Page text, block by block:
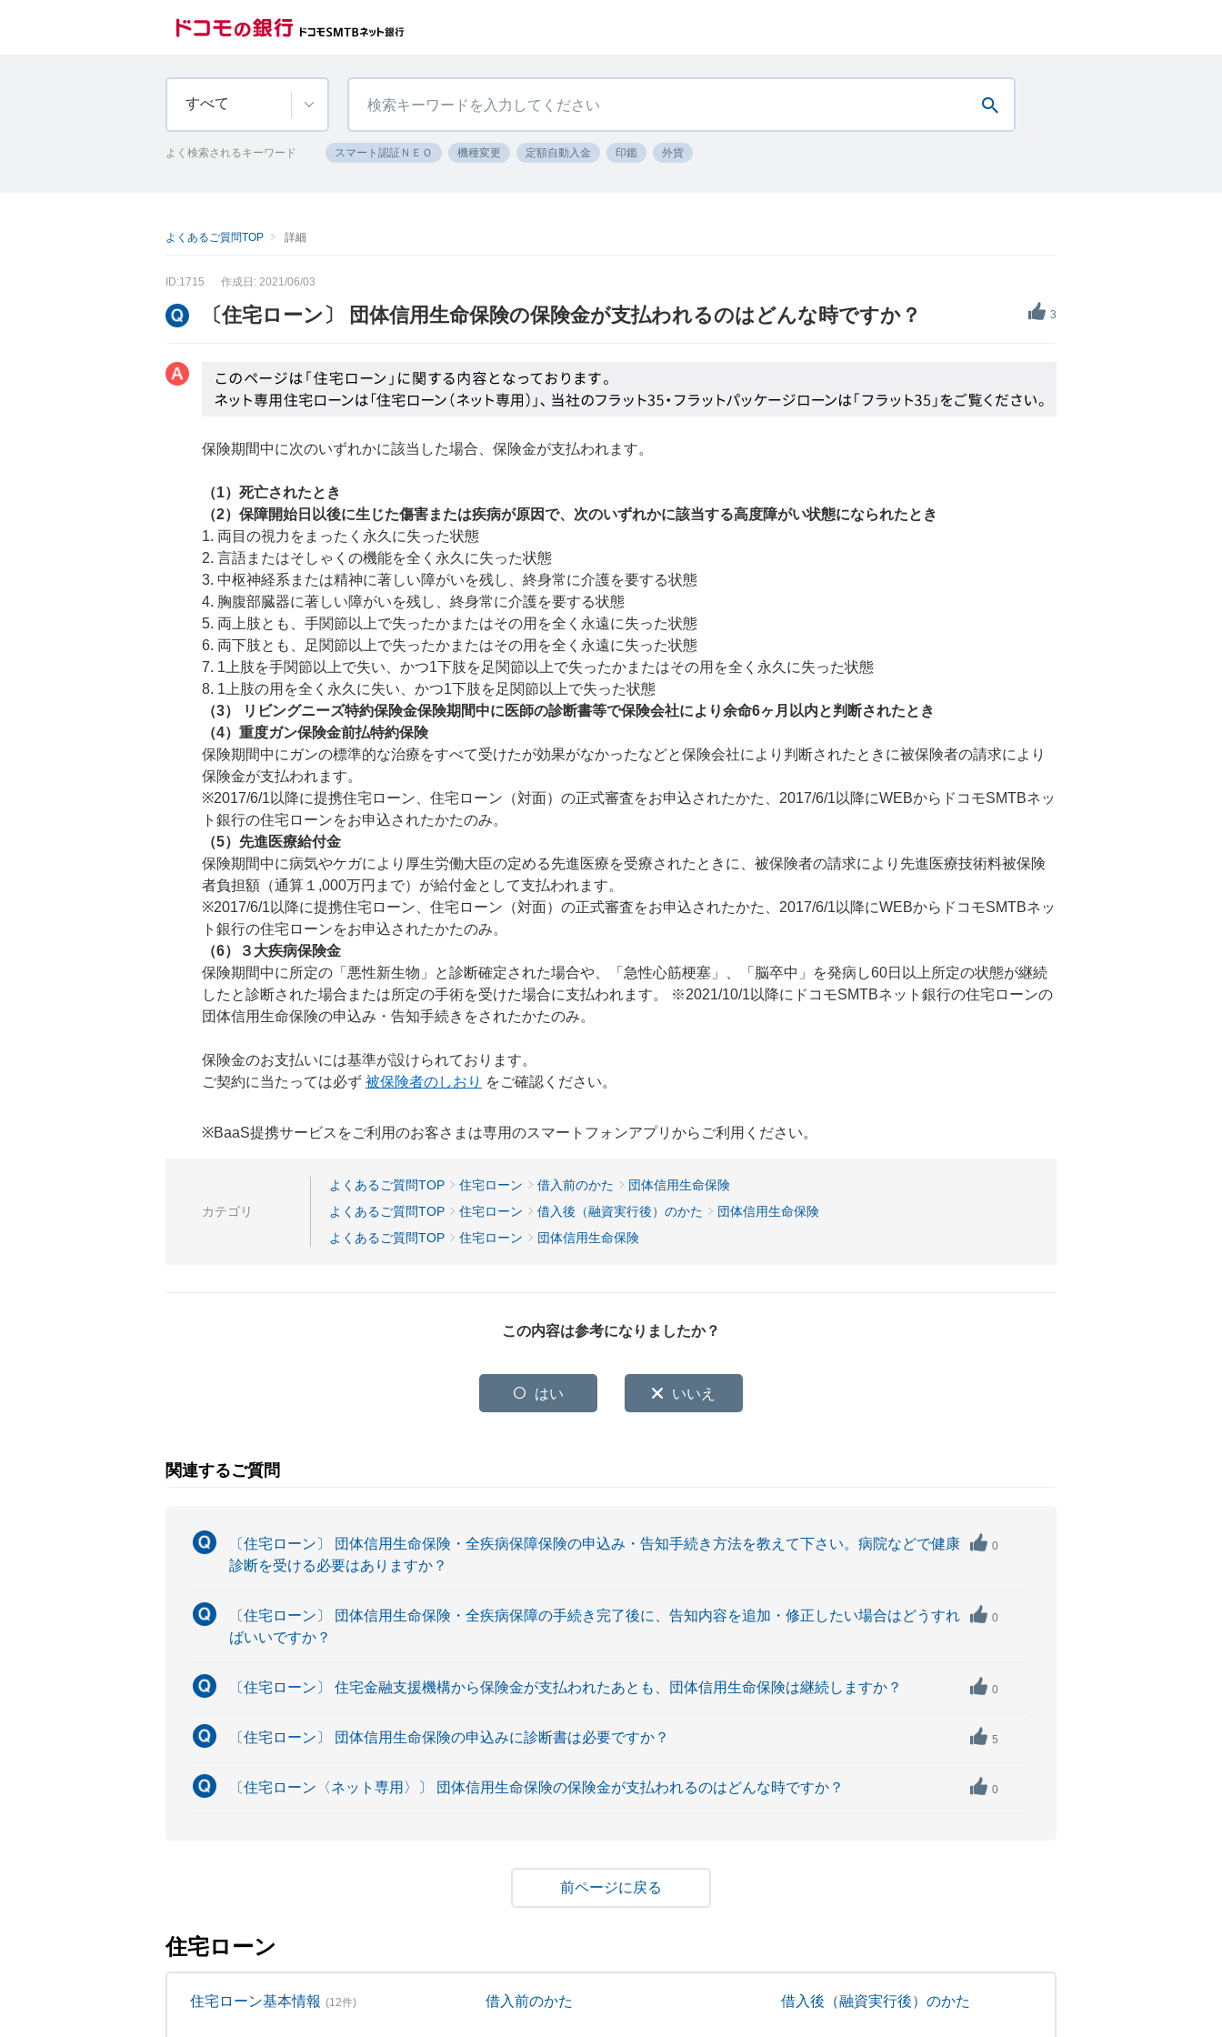
すべて
よく検索されるキーワード スマート認証ＮＥＯ 機種変更 定額自動入金 印鑑 外貨
よくあるご質問TOP 詳細
ID:1715 作成日: 2021/06/03
3
〔住宅ローン〕 団体信用生命保険の保険金が支払われるのはどんな時ですか？
保険期間中に次のいずれかに該当した場合、保険金が支払われます。
（1）死亡されたとき
（2）保障開始日以後に生じた傷害または疾病が原因で、次のいずれかに該当する高度障がい状態になられたとき
1. 両目の視力をまったく永久に失った状態
2. 言語またはそしゃくの機能を全く永久に失った状態
3. 中枢神経系または精神に著しい障がいを残し、終身常に介護を要する状態
4. 胸腹部臓器に著しい障がいを残し、終身常に介護を要する状態
5. 両上肢とも、手関節以上で失ったかまたはその用を全く永遠に失った状態
6. 両下肢とも、足関節以上で失ったかまたはその用を全く永遠に失った状態
7. 1上肢を手関節以上で失い、かつ1下肢を足関節以上で失ったかまたはその用を全く永久に失った状態
8. 1上肢の用を全く永久に失い、かつ1下肢を足関節以上で失った状態
（3） リビングニーズ特約保険金保険期間中に医師の診断書等で保険会社により余命6ヶ月以内と判断されたとき
（4）重度ガン保険金前払特約保険
保険期間中にガンの標準的な治療をすべて受けたが効果がなかったなどと保険会社により判断されたときに被保険者の請求により
保険金が支払われます。
※2017/6/1以降に提携住宅ローン、住宅ローン（対面）の正式審査をお申込されたかた、2017/6/1以降にWEBからドコモSMTBネッ
ト銀行の住宅ローンをお申込されたかたのみ。
（5）先進医療給付金
保険期間中に病気やケガにより厚生労働大臣の定める先進医療を受療されたときに、被保険者の請求により先進医療技術料被保険
者負担額（通算１,000万円まで）が給付金として支払われます。
※2017/6/1以降に提携住宅ローン、住宅ローン（対面）の正式審査をお申込されたかた、2017/6/1以降にWEBからドコモSMTBネッ
ト銀行の住宅ローンをお申込されたかたのみ。
（6）３大疾病保険金
保険期間中に所定の「悪性新生物」と診断確定された場合や、「急性心筋梗塞」、「脳卒中」を発病し60日以上所定の状態が継続
したと診断された場合または所定の手術を受けた場合に支払われます。 ※2021/10/1以降にドコモSMTBネット銀行の住宅ローンの
団体信用生命保険の申込み・告知手続きをされたかたのみ。
保険金のお支払いには基準が設けられております。
ご契約に当たっては必ず 被保険者のしおり をご確認ください。
※BaaS提携サービスをご利用のお客さまは専用のスマートフォンアプリからご利用ください。
カテゴリ
よくあるご質問TOP 住宅ローン 借入前のかた
団体信用生命保険
よくあるご質問TOP
住宅ローン 借入後（融資実行後）のかた
団体信用生命保険
よくあるご質問TOP
住宅ローン 団体信用生命保険
この内容は参考になりましたか？
はい いいえ
関連するご質問
〔住宅ローン〕 団体信用生命保険・全疾病保障保険の申込み・告知手続き方法を教えて下さい。病院などで健康
診断を受ける必要はありますか？
0
〔住宅ローン〕 団体信用生命保険・全疾病保障の手続き完了後に、告知内容を追加・修正したい場合はどうすれ
ばいいですか？
0
〔住宅ローン〕 住宅金融支援機構から保険金が支払われたあとも、団体信用生命保険は継続しますか？ 0
〔住宅ローン〕 団体信用生命保険の申込みに診断書は必要ですか？ 5
〔住宅ローン〈ネット専用〉〕 団体信用生命保険の保険金が支払われるのはどんな時ですか？ 0
戻る
住宅ローン
住宅ローン基本情報 (12件) 借入前のかた 借入後（融資実行後）のかた